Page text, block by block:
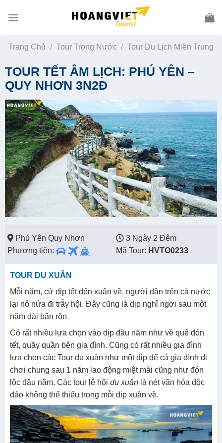
Trang Chủ / Tour Trong Nước / Tour Du Lịch Miền Trung
TOUR TẾT ÂM LỊCH: PHÚ YÊN –
QUY NHƠN 3N2Đ
Phú Yên Quy Nhơn
3 Ngày 2 Đêm
Phương tiện:
Mã Tour: HVTO0233
TOUR DU XUÂN
Mỗi năm, cứ dịp tết đến xuân về, người dân trên cả nước
lại nô nứa đi trẫy hội. Đây cũng là dịp nghỉ ngơi sau một
năm dài bận rộn.
Có rất nhiều lựa chọn vào dịp đầu năm như về quê đón
tết, quầy quần bên gia đình. Cũng có rất nhiều gia đình
lựa chọn các Tour du xuân như một dịp để cả gia đình đi
chơi chung sau 1 năm lao động miệt mài cũng như đón
lộc đầu năm. Các tour lễ hội du xuân là nét văn hóa độc
đáo không thể thiếu trong mỗi dịp xuân về.